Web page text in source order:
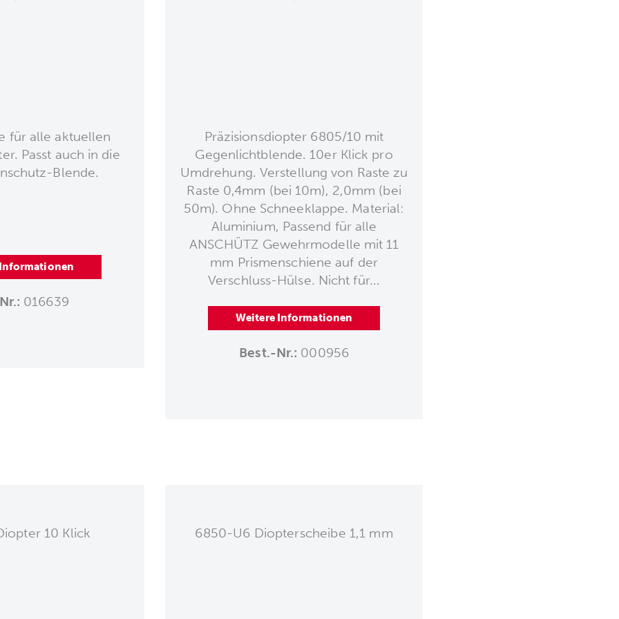
für alle aktuellen
Passt auch in die
Blende.
016639
Präzisionsdiopter 6805/10 mit
Gegenlichtblende. 10er Klick pro
Umdrehung. Verstellung von Raste zu
Raste 0,4mm (bei 10m), 2,0mm (bei
50m). Ohne Schneeklappe. Material:
Aluminium, Passend für alle
ANSCHÜTZ Gewehrmodelle mit 11
mm Prismenschiene auf der
Verschluss-Hülse. Nicht für...
Weitere Informationen
Best.-Nr.: 000956
10 Klick 6850-U6 Diopterscheibe 1,1 mm